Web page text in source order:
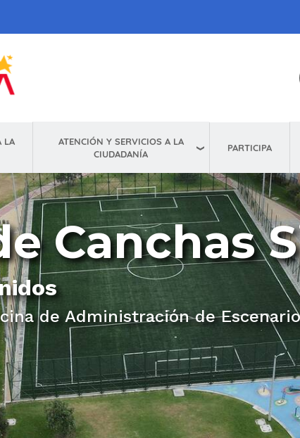
LA
ATENCIÓN Y SERVICIOS A LA
CIUDADANÍA
PARTICIPA
Canchas
de Administración de